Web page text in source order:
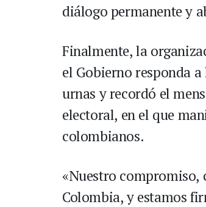
diálogo permanente y
Finalmente, la
el Gobierno responda
urnas y recordó el
electoral, en el que
colombianos.
«Nuestro compromiso,
Colombia, y estamos